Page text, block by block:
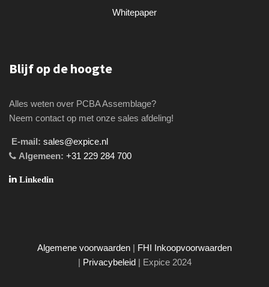
Whitepaper
Blijf op de hoogte
Alles weten over PCBA Assemblage?
Neem contact op met onze sales afdeling!
E-mail: sales@expice.nl
Algemeen: +31 229 284 700
Linkedin
Algemene voorwaarden | FHI Inkoopvoorwaarden
| Privacybeleid| Expice 2024